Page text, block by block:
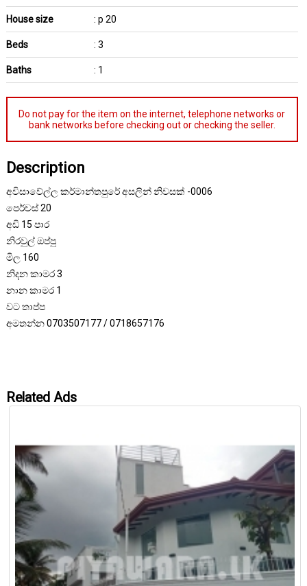
House size : p 20
Beds : 3
Baths : 1
Do not pay for the item on the internet, telephone networks or
bank networks before checking out or checking the seller.
Description
අවිසාවේල්ල කර්මාන්තපුරේ අසලින් නිවසක් -0006
පෙර්චස් 20
අඩි 15 පාර
නිරවුල් ඔප්පු
මිල 160
නිදන කාමර 3
නාන කාමර 1
වට තාප්ප
අමතන්න 0703507177 / 0718657176
Related Ads